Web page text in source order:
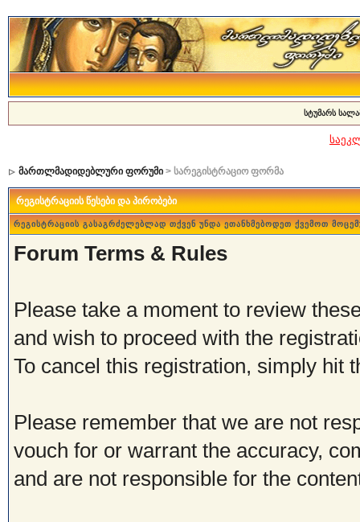
სტუმარს
მართლმადიდებლური ფორუმი> სარეგისტრაციო ფორმა
რეგისტრაციის წესები და პირობები
რეგისტრაციის გასაგრძელებლად თქვენ უნდა ეთანხმებოდეთ ქვემოთ
Forum Terms & Rules
Please take a moment to review
and wish to proceed with the
To cancel this registration, simply hit
Please remember that we are not
vouch for or warrant the accuracy,
and are not responsible for the